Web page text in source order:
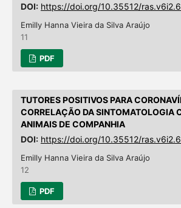
DOI: https://doi.org/10.35512/
Emilly Hanna Vieira da Silva Araújo
11
PDF
TUTORES POSITIVOS PARA
CORRELAÇÃO DA SINTOMATOLOGIA
ANIMAIS DE COMPANHIA
DOI: https://doi.org/10.35512/
Emilly Hanna Vieira da Silva Araújo
12
PDF